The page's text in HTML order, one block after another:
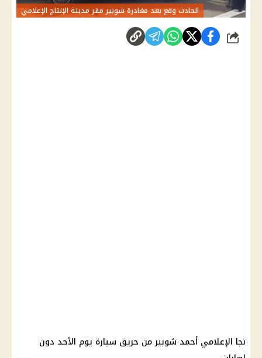
الحادث وقع بعد مغادرة شوبير مقر مدينة الإنتاج الإعلامي
شارك
نجا الإعلامي أحمد شوبيرمن حريق سيارة يوم الأحد دون